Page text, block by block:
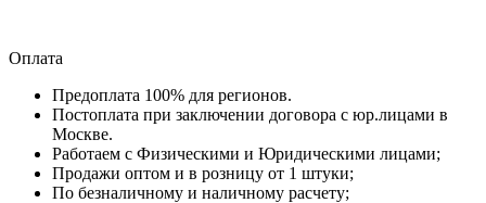
Оплата
Предоплата 100% для регионов.
Постоплата при заключении договора с юр.лицами в
Москве.
Работаем с Физическими и Юридическими лицами;
Продажи оптом и в розницу от 1 штуки;
По безналичному и наличному расчету;